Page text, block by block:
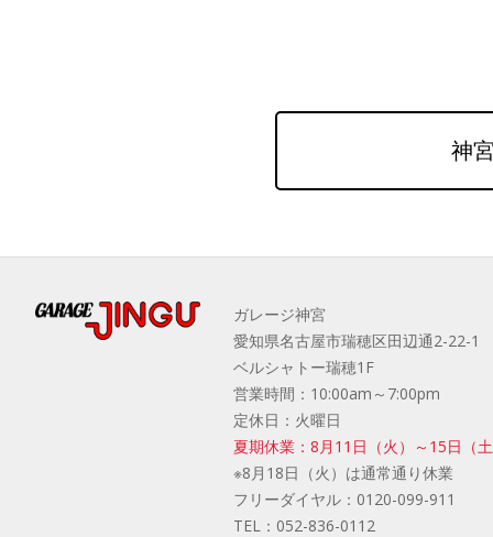
神
ガレージ神宮
愛知県名古屋市瑞穂区田辺通2-22-1
ベルシャトー瑞穂1F
営業時間：10:00am～7:00pm
定休日：火曜日
夏期休業：8月11日（火）～15日（
※8月18日（火）は通常通り休業
フリーダイヤル： 0120-099-911
TEL： 052-836-0112